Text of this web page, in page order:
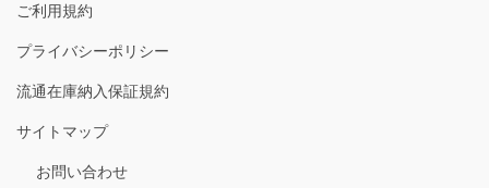
ご利用規約
プライバシーポリシー
流通在庫納入保証規約
サイトマップ
お問い合わせ